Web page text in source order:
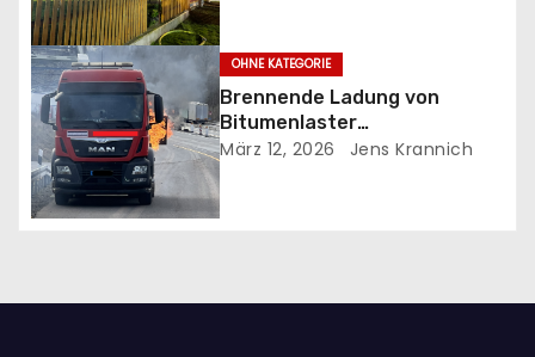
a
v
i
g
a
i
OHNE KATEGORIE
Brennende Ladung von
Bitumenlaster
Autohahnbauer blockierten
März 12, 2026 Jens Krannich